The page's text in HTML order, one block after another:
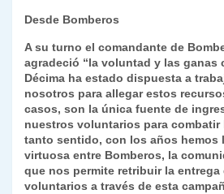
Desde Bomberos
A su turno el comandante de
agradeció “la voluntad y las ganas
Décima ha estado dispuesta a
nosotros para allegar estos
casos, son la única fuente de
nuestros voluntarios para combatir
tanto sentido, con los años hemos
virtuosa entre Bomberos, la
que nos permite retribuir la entrega
voluntarios a través de esta